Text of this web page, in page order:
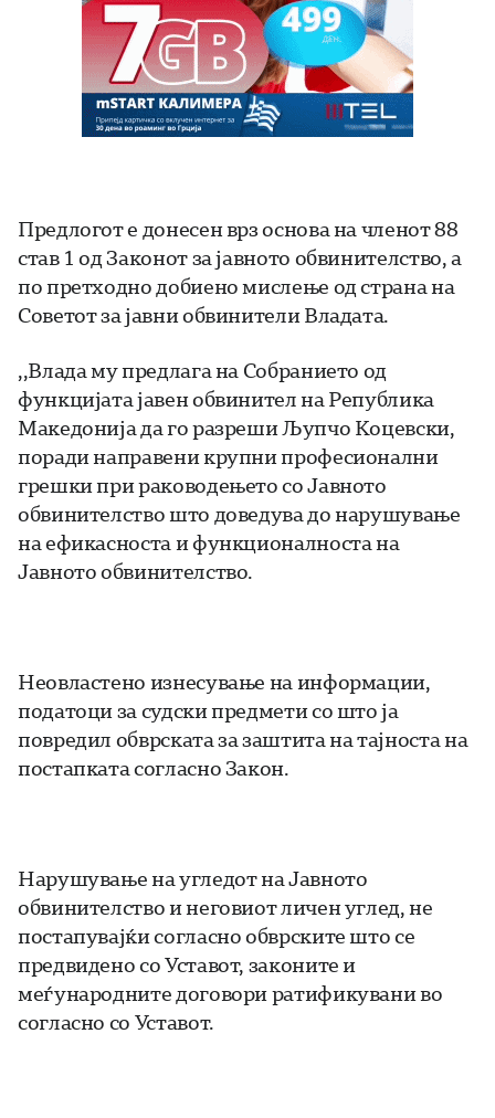
Предлогот е донесен врз основа на членот 88
став 1 од Законот за јавното обвинителство, а
по претходно добиено мислење од страна на
Советот за јавни обвинители Владата.
,,Влада му предлага на Собранието од
функцијата јавен обвинител на Република
Македонија да го разреши Љупчо Коцевски,
поради направени крупни професионални
грешки при раководењето со Јавното
обвинителство што доведува до нарушување
на ефикасноста и функционалноста на
Јавното обвинителство.
Неовластено изнесување на информации,
податоци за судски предмети со што ја
повредил обврската за заштита на тајноста на
постапката согласно Закон.
Нарушување на угледот на Јавното
обвинителство и неговиот личен углед, не
постапувајќи согласно обврските што се
предвидено со Уставот, законите и
меѓународните договори ратификувани во
согласно со Уставот.